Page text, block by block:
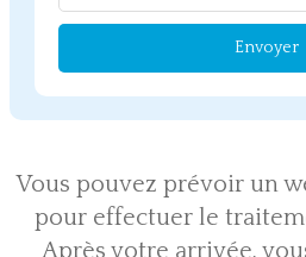
Envoyer
Vous pouvez prévoir un
pour effectuer le
Après votre arrivée,